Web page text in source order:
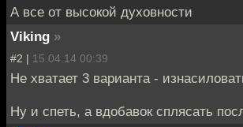
А все от высокой духовности
Viking »
#2 | 15.04.14 00:39
Не хватает 3 варианта -
Ну и спеть, а вдобавок сплясать